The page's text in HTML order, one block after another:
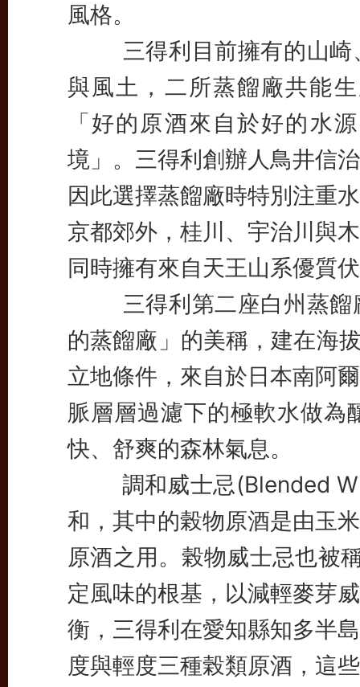
風格。
三得利目前擁有的山崎
與風土，二所蒸餾廠共能
「好的原酒來自於好的水
境」。三得利創辦人鳥井信
因此選擇蒸餾廠時特別注重
京都郊外，桂川、宇治川與
同時擁有來自天王山系優質
三得利第二座白州蒸餾
的蒸餾廠」的美稱，建在海
立地條件，來自於日本南阿
脈層層過濾下的極軟水做為
快、舒爽的森林氣息。
調和威士忌(Blended
和，其中的榖物原酒是由玉
原酒之用。榖物威士忌也被
定風味的根基，以減輕麥芽
衡，三得利在愛知縣知多半
度與輕度三種榖類原酒，這